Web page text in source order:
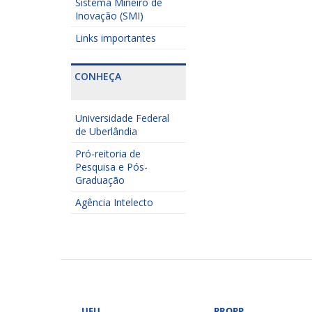
Inovação (SMI)
Links importantes
CONHEÇA
Universidade Federal
de Uberlândia
Pró-reitoria de
Pesquisa e Pós-
Graduação
Agência Intelecto